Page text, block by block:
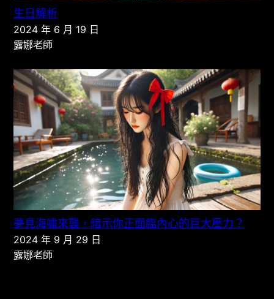
生日解析
2024 年 6 月 19 日
露娜老師
夢見海嘯來襲，暗示你正面臨內心的巨大壓力？
2024 年 9 月 29 日
露娜老師